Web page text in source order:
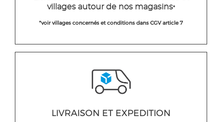
villages autour de nos magasins*
*voir villages concernés et conditions dans CGV article 7
LIVRAISON ET EXPEDITION